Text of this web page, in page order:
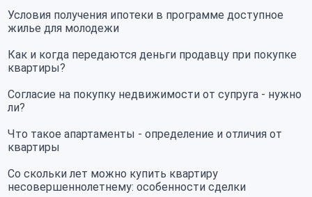
Условия получения ипотеки в программе доступное
жилье для молодежи
Как и когда передаются деньги продавцу при покупке
квартиры?
Согласие на покупку недвижимости от супруга - нужно
ли?
Что такое апартаменты - определение и отличия от
квартиры
Со скольки лет можно купить квартиру
несовершеннолетнему: особенности сделки